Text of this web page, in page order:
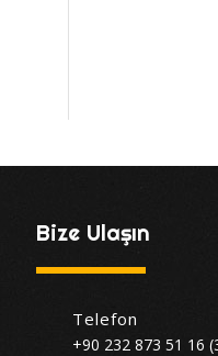
Bize Ulaşın
Telefon
+90 232 873 51 16